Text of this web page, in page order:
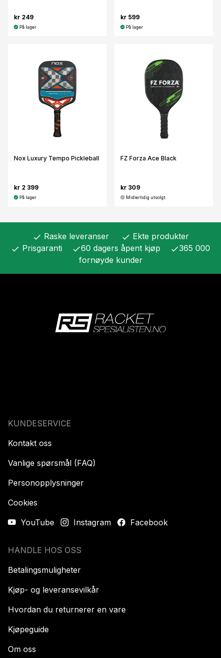
kr 249
På lager
kr 599
På lager
Nox Luxury Tempo Pickleball
kr 2 399
På lager
FZ Forza Ace Black
kr 309
Midlertidig utsolgt
check Raske leveranser check Ekte produkter
check Prisgaranti check60 dagers åpent kjøp check365 000
fornøyde kunder
KUNDESERVICE
Kontakt oss
Vanlige spørsmål (FAQ)
Personopplysninger
Cookies
YouTube
Instagram Facebook
HANDLE HOS OSS
Betalingsmuligheter
Kjøp- og leveransevilkår
Hvordan du returnerer en vare
Kjøpeguide
Om oss